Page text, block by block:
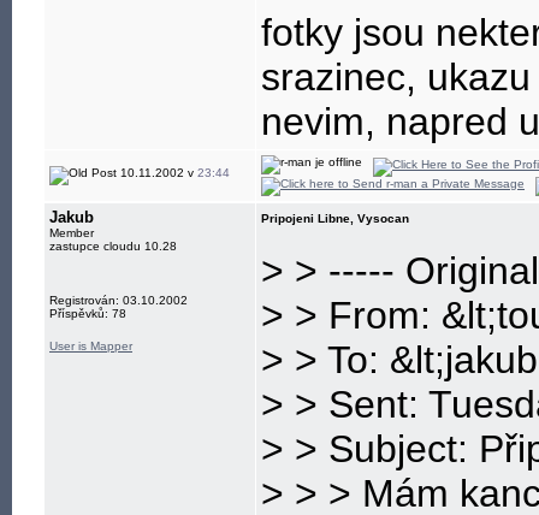
fotky jsou
srazinec,
nevim, napred
10.11.2002 v 23:44
Jakub
Member
zastupce cloudu 10.28
Registrován: 03.10.2002
Příspěvků: 78
User is Mapper
Pripojeni Libne, Vysocan
> > -----
> > From:
> > To:
> > Sent:
> > Subject:
> > > Mám